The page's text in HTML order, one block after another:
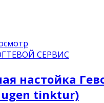
СЕРВИС
настойка
tinktur)